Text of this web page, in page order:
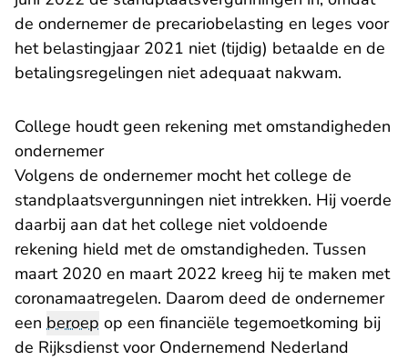
de ondernemer de precariobelasting en leges voor
het belastingjaar 2021 niet (tijdig) betaalde en de
betalingsregelingen niet adequaat nakwam.
College houdt geen rekening met omstandigheden
ondernemer
Volgens de ondernemer mocht het college de
standplaatsvergunningen niet intrekken. Hij voerde
daarbij aan dat het college niet voldoende
rekening hield met de omstandigheden. Tussen
maart 2020 en maart 2022 kreeg hij te maken met
coronamaatregelen. Daarom deed de ondernemer
een beroep op een financiële tegemoetkoming bij
de Rijksdienst voor Ondernemend Nederland